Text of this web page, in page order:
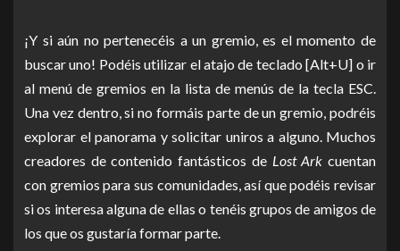
¡Y si aún no pertenecéis a un gremio, es el momento de
buscar uno! Podéis utilizar el atajo de teclado [Alt+U] o ir
al menú de gremios en la lista de menús de la tecla ESC.
Una vez dentro, si no formáis parte de un gremio, podréis
explorar el panorama y solicitar uniros a alguno. Muchos
creadores de contenido fantásticos de Lost Arkcuentan
con gremios para sus comunidades, así que podéis revisar
si os interesa alguna de ellas o tenéis grupos de amigos de
los que os gustaría formar parte.